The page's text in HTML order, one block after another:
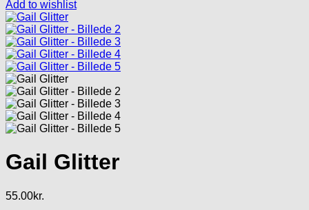
Add to wishlist
Gail Glitter
55.00kr.